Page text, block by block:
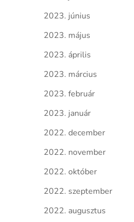
2023. június
2023. május
2023. április
2023. március
2023. február
2023. január
2022. december
2022. november
2022. október
2022. szeptember
2022. augusztus